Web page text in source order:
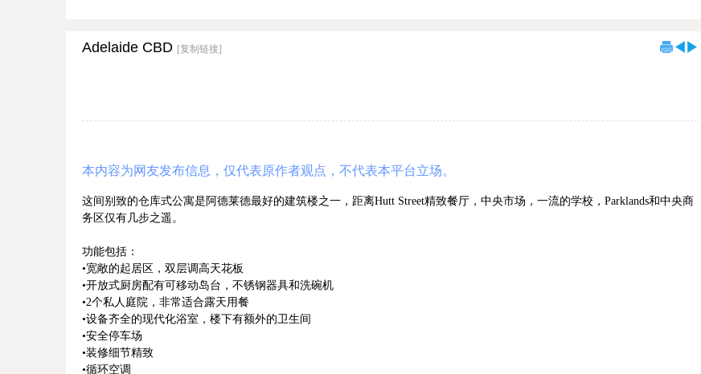
Adelaide CBD [复制链接]
本内容为网友发布信息，仅代表原作者观点，不代表本平台立场。
这间别致的仓库式公寓是阿德莱德最好的建筑楼之一，距离Hutt Street精致餐厅，中央市场，一流的学校，Parklands和中央商
务区仅有几步之遥。
功能包括：
•宽敞的起居区，双层调高天花板
•开放式厨房配有可移动岛台，不锈钢器具和洗碗机
•2个私人庭院，非常适合露天用餐
•设备齐全的现代化浴室，楼下有额外的卫生间
•安全停车场
•装修细节精致
•循环空调